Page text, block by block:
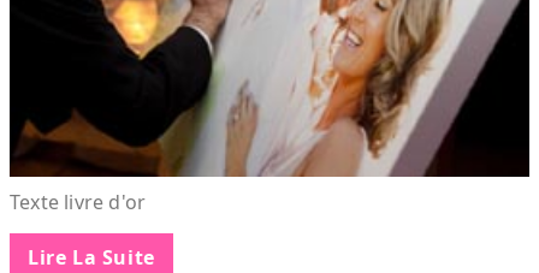
Texte livre d'or
Lire La Suite